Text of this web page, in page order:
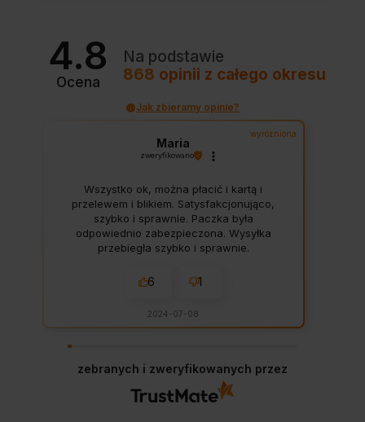
4.8
Ocena
Na podstawie
868 opinii z całego okresu
Jak zbieramy opinie?
wyróżniona
Maria
zweryfikowano
Wszystko ok, można płacić i kartą i
przelewem i blikiem. Satysfakcjonująco,
szybko i sprawnie. Paczka była
odpowiednio zabezpieczona. Wysyłka
przebiegła szybko i sprawnie.
6 1
2024-07-08
zebranych i zweryfikowanych przez